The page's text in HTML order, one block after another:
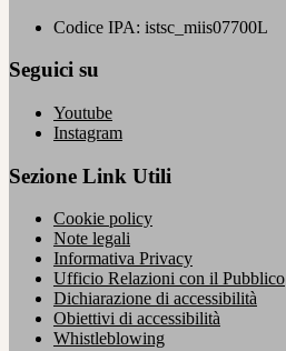
Codice IPA: istsc_miis07700L
Seguici su
Youtube
Instagram
Sezione Link Utili
Cookie policy
Note legali
Informativa Privacy
Ufficio Relazioni con il Pubblico
Dichiarazione di accessibilità
Obiettivi di accessibilità
Whistleblowing